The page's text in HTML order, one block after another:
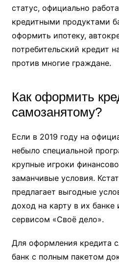
статус, официально
кредитными продуктами
оформить ипотеку,
потребительский кредит
против многие граждане.
Как оформить
самозанятому?
Если в 2019 году на
небыло специальной
крупные игроки
заманчивые условия.
предлагает выгодные
доход на карту в их банке
сервисом «Своё дело».
Для оформления кредита
банк с полным пакетом